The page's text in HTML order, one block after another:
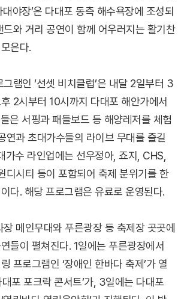
야장’은 다대포 동측 해수욕장에 조성되
드와 거리 공연이 함께 어우러지는 활기찬
은다.
램인 ‘선셋 비치클럽’은 내달 2일부터 3
2시부터 10시까지 다대포 해안가에서
은 서핑과 패들보드 등 해양레저를 체험
연과 초대가수들의 라이브 무대를 즐길
가수 라인업에는 선우정아, 죠지, CHS,
디시티 등이 포함되어 축제 분위기를 한
다. 해당 프로그램은 유료로 운영된다.
메인무대와 푸른광장 등 축제장 곳곳에
들이 펼쳐진다. 1일에는 푸른광장에서
프로그램인 ‘장애인 한바다 축제’가 열
포 포크락 콘서트’가, 3일에는 다대포